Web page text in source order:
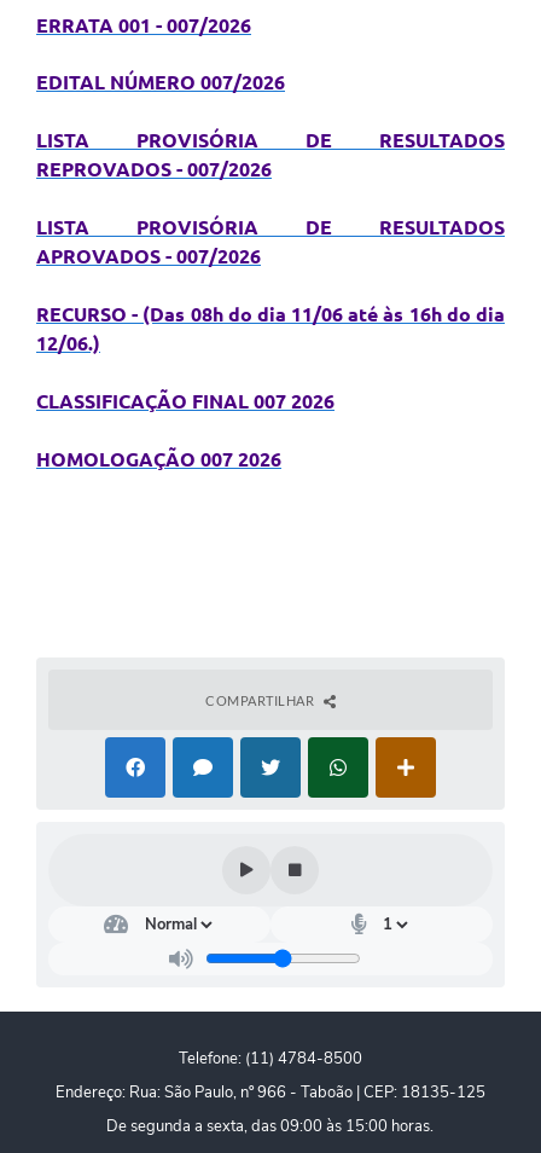
Bancos conveniados e serviços disponíveis
Departamento de Bem-Estar Social
Divisão de Rendas
Fundo Social
Horários de Ônibus - Jundiá
Qualifica São Roque
Sala do Empreendedor - Licenciamento Municipal para MEI
FAQ - Perguntas frequentes
Contato
ERRATA 001 - 007/2026
EDITAL NÚMERO 007/2026
LISTA PROVISÓRIA DE RESULTADOS
REPROVADOS - 007/2026
LISTA PROVISÓRIA DE RESULTADOS
APROVADOS - 007/2026
RECURSO - (Das 08h do dia 11/06 até às 16h do dia
12/06.)
CLASSIFICAÇÃO FINAL 007 2026
HOMOLOGAÇÃO 007 2026
COMPARTILHAR
Telefone: (11) 4784-8500
Endereço: Rua: São Paulo, nº 966 - Taboão | CEP: 18135-125
De segunda a sexta, das 09:00 às 15:00 horas.